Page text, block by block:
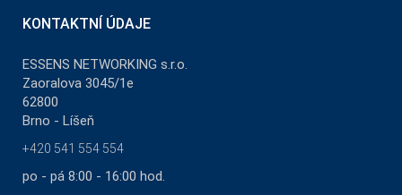
KONTAKTNÍ ÚDAJE
ESSENS NETWORKING s.r.o.
Zaoralova 3045/1e
62800
Brno - Líšeň
+420 541 554 554
po - pá 8:00 - 16:00 hod.